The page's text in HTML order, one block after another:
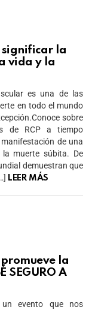
significar la
vida y la
es una de las
en todo el mundo
sobre
de RCP a tiempo
de una
muerte súbita. De
demuestran que
LEER MÁS
promueve la
SEGURO A
evento que nos